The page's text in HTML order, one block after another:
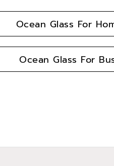
Ocean Glass For
Ocean Glass For